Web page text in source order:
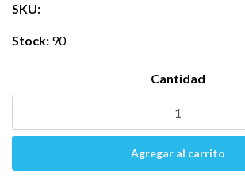
SKU:
Stock: 90
Cantidad
-